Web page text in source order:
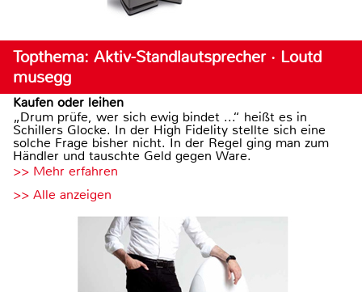
Topthema: Aktiv-Standlautsprecher · Loutd
musegg
Kaufen oder leihen
„Drum prüfe, wer sich ewig bindet ...“ heißt es in
Schillers Glocke. In der High Fidelity stellte sich eine
solche Frage bisher nicht. In der Regel ging man zum
Händler und tauschte Geld gegen Ware.
>> Mehr erfahren
>> Alle anzeigen